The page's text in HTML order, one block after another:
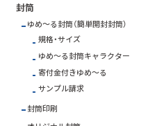
封筒
ゆめ～る封筒（簡単開封封筒）
規格・サイズ
ゆめ～る封筒キャラクター
寄付金付きゆめ～る
サンプル請求
封筒印刷